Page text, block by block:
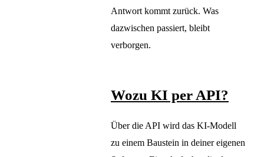
Antwort kommt zurück. Was
dazwischen passiert, bleibt
verborgen.
Wozu KI per API?
Über die API wird das KI-Modell
zu einem Baustein in deiner eigenen